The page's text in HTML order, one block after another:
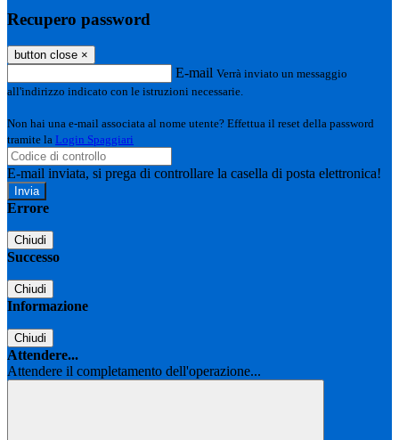
Recupero password
button close ×
E-mail Verrà inviato un messaggio
all'indirizzo indicato con le istruzioni necessarie.
Non hai una e-mail associata al nome utente? Effettua il reset della password
tramite la Login Spaggiari
E-mail inviata, si prega di controllare la casella di posta elettronica!
Errore
Chiudi
Successo
Chiudi
Informazione
Chiudi
Attendere...
Attendere il completamento dell'operazione...